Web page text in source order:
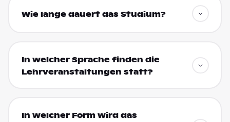
Wie lange dauert das Studium?
In welcher Sprache finden die
Lehrveranstaltungen statt?
In welcher Form wird das